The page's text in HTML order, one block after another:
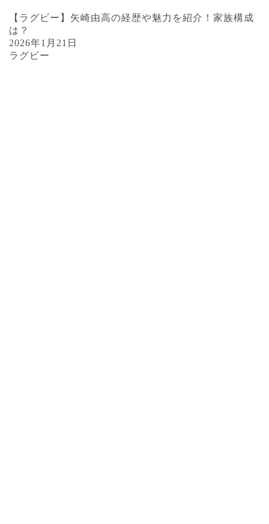
【ラグビー】矢崎由高の経歴や魅力を紹介！家族構成
は？
2026年1月21日
ラグビー